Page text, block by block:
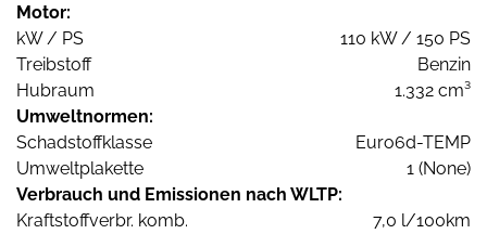
Motor:
kW / PS
110 kW / 150 PS
Treibstoff
Benzin
Hubraum
1.332 cm³
Umweltnormen:
Schadstoffklasse
Euro6d-TEMP
Umweltplakette
1 (None)
Verbrauch und Emissionen nach WLTP:
Kraftstoffverbr. komb.
7,0 l/100km